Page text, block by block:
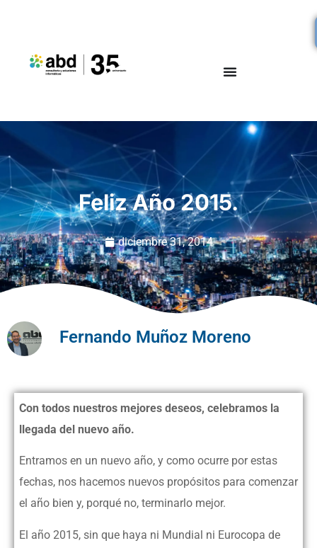
Feliz Año 2015.
diciembre 31, 2014
Fernando Muñoz Moreno
Con todos nuestros mejores deseos, celebramos la
llegada del nuevo año.
Entramos en un nuevo año, y como ocurre por estas
fechas, nos hacemos nuevos propósitos para comenzar
el año bien y, porqué no, terminarlo mejor.
El año 2015, sin que haya ni Mundial ni Eurocopa de